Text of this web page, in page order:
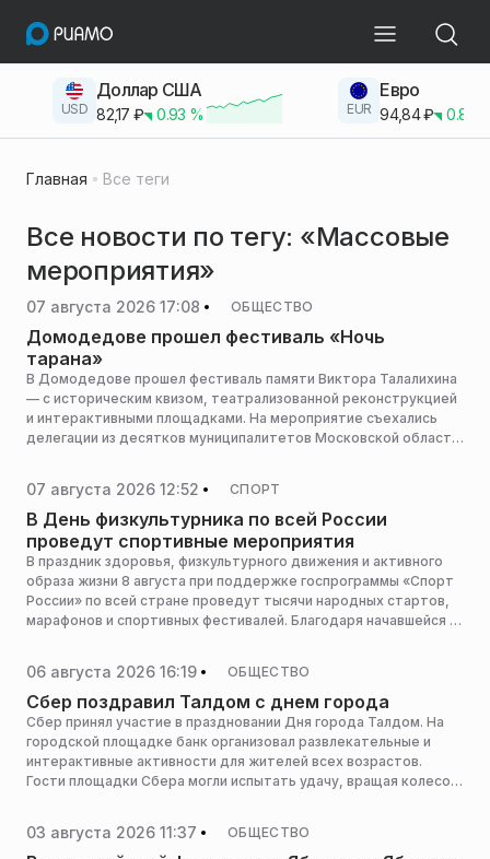
USD
Доллар США
82,17 ₽ 0.93 % EUR
Евро
94,84₽ 0.83
Главная Все теги
Все новости по тегу: «Массовые
мероприятия»
07 августа 2026 17:08 ОБЩЕСТВО
Домодедове прошел фестиваль «Ночь
тарана»
В Домодедове прошел фестиваль памяти Виктора Талалихина
— с историческим квизом, театрализованной реконструкцией
и интерактивными площадками. На мероприятие съехались
делегации из десятков муниципалитетов Московской области,
07 августа 2026 12:52 СПОРТ
В День физкультурника по всей России
проведут спортивные мероприятия
В праздник здоровья, физкультурного движения и активного
образа жизни 8 августа при поддержке госпрограммы «Спорт
России» по всей стране проведут тысячи народных стартов,
марафонов и спортивных фестивалей. Благодаря начавшейся в
«Национальные приоритеты».
06 августа 2026 16:19 ОБЩЕСТВО
Сбер поздравил Талдом с днем города
Сбер принял участие в праздновании Дня города Талдом. На
городской площадке банк организовал развлекательные и
интерактивные активности для жителей всех возрастов.
Гости площадки Сбера могли испытать удачу, вращая колесо
а любимец публики — СберКот — создавал праздничную
03 августа 2026 11:37 ОБЩЕСТВО